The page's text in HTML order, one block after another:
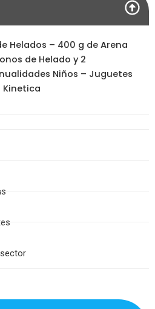
Helados – 400 g de Arena
de Helado y 2
Niños – Juguetes
Kinetica